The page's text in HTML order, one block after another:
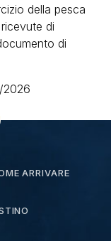
della pesca
di
di
2026
ARRIVARE